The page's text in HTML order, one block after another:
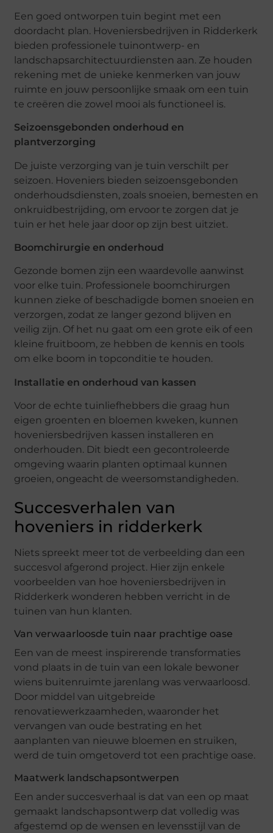
Een goed ontworpen tuin begint met een
doordacht plan. Hoveniersbedrijven in Ridderkerk
bieden professionele tuinontwerp- en
landschapsarchitectuurdiensten aan. Ze houden
rekening met de unieke kenmerken van jouw
ruimte en jouw persoonlijke smaak om een tuin
te creëren die zowel mooi als functioneel is.
Seizoensgebonden onderhoud en
plantverzorging
De juiste verzorging van je tuin verschilt per
seizoen. Hoveniers bieden seizoensgebonden
onderhoudsdiensten, zoals snoeien, bemesten en
onkruidbestrijding, om ervoor te zorgen dat je
tuin er het hele jaar door op zijn best uitziet.
Boomchirurgie en onderhoud
Gezonde bomen zijn een waardevolle aanwinst
voor elke tuin. Professionele boomchirurgen
kunnen zieke of beschadigde bomen snoeien en
verzorgen, zodat ze langer gezond blijven en
veilig zijn. Of het nu gaat om een grote eik of een
kleine fruitboom, ze hebben de kennis en tools
om elke boom in topconditie te houden.
Installatie en onderhoud van kassen
Voor de echte tuinliefhebbers die graag hun
eigen groenten en bloemen kweken, kunnen
hoveniersbedrijven kassen installeren en
onderhouden. Dit biedt een gecontroleerde
omgeving waarin planten optimaal kunnen
groeien, ongeacht de weersomstandigheden.
Succesverhalen van
hoveniers in ridderkerk
Niets spreekt meer tot de verbeelding dan een
succesvol afgerond project. Hier zijn enkele
voorbeelden van hoe hoveniersbedrijven in
Ridderkerk wonderen hebben verricht in de
tuinen van hun klanten.
Van verwaarloosde tuin naar prachtige oase
Een van de meest inspirerende transformaties
vond plaats in de tuin van een lokale bewoner
wiens buitenruimte jarenlang was verwaarloosd.
Door middel van uitgebreide
renovatiewerkzaamheden, waaronder het
vervangen van oude bestrating en het
aanplanten van nieuwe bloemen en struiken,
werd de tuin omgetoverd tot een prachtige oase.
Maatwerk landschapsontwerpen
Een ander succesverhaal is dat van een op maat
gemaakt landschapsontwerp dat volledig was
afgestemd op de wensen en levensstijl van de